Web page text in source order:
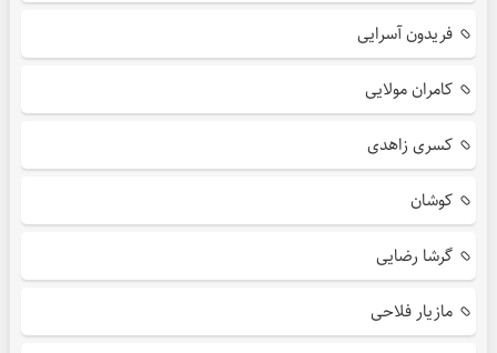
فریدون آسرایی
کامران مولایی
کسری زاهدی
کوشان
گرشا رضایی
مازیار فلاحی